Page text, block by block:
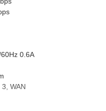
0.6A
WAN